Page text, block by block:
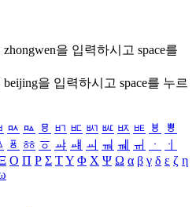
zhongwen을 입력하시고 space를
beijing을 입력하시고 space를 누르
ㅯ ㅰ ㅱ ㅲ ㅳ ㅴ ㅵ ㅶ ㅷ ㅸ
ㅹ
ㆄ ㆅ ㆆ ㆇ ㆈ ㆉ ㆊ ㆋ ㆌ ㆍ
ㆎ
Ο Π Ρ Σ ΤΥ Φ Χ Ψ Ω α β γ δ ε ζ η